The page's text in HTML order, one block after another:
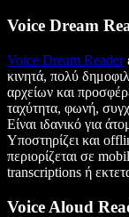
Voice Dream
Voice Dream Reader
κινητά, πολύ
αρχείων και
ταχύτητα, φωνή,
Είναι ιδανικό για
Υποστηρίζει και
περιορίζεται σε
transcriptions ή
Voice Aloud